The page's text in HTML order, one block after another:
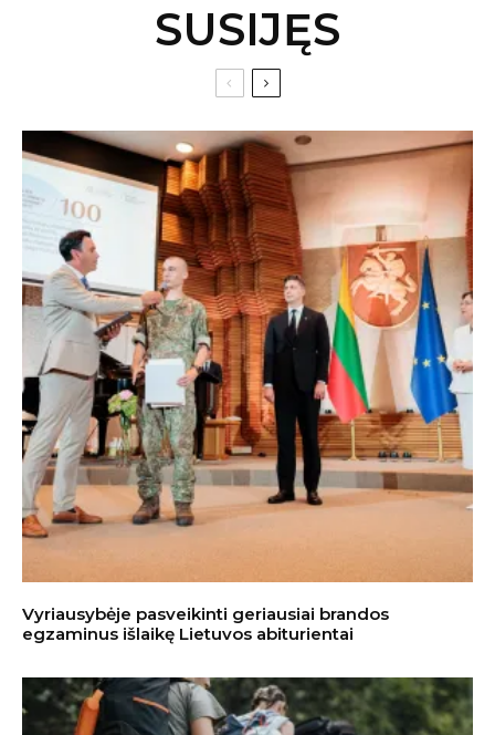
SUSIJĘS
Vyriausybėje pasveikinti geriausiai brandos
egzaminus išlaikę Lietuvos abiturientai